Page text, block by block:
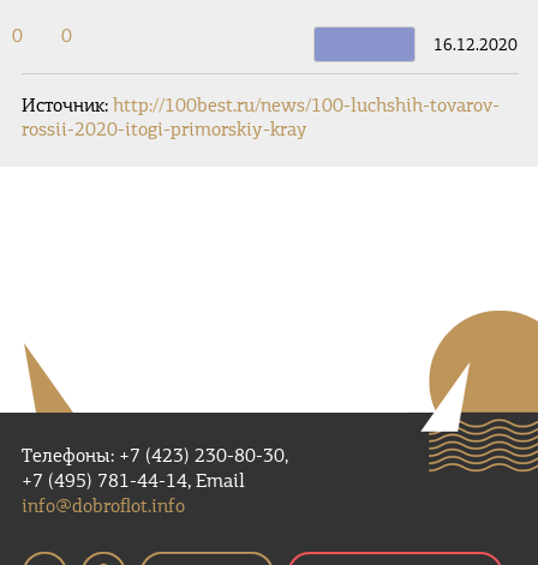
16.12.2020
0 0
Источник: http://100best.ru/news/100-luchshih-tovarov-
rossii-2020-itogi-primorskiy-kray
Телефоны: +7 (423) 230-80-30,
+7 (495) 781-44-14, Email
info@dobroflot.info